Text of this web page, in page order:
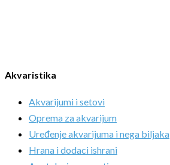
Akvaristika
Akvarijumi i setovi
Oprema za akvarijum
Uređenje akvarijuma i nega biljaka
Hrana i dodaci ishrani